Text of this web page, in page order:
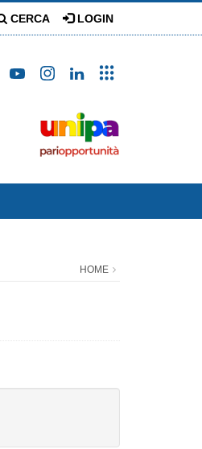
CERCA LOGIN
HOME